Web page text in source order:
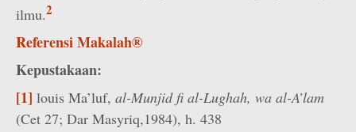
ilmu.2
Referensi Makalah®
Kepustakaan:
[1] louis Ma’luf, al-Munjid fi al-Lughah, wa al-A’lam
(Cet 27; Dar Masyriq,1984), h. 438